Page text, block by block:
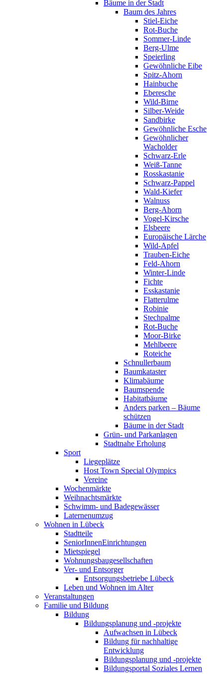
Bäume in der Stadt
Baum des Jahres
Stiel-Eiche
Rot-Buche
Sommer-Linde
Berg-Ulme
Speierling
Gewöhnliche Eibe
Spitz-Ahorn
Hainbuche
Eberesche
Wild-Birne
Silber-Weide
Sandbirke
Gewöhnliche Esche
Gewöhnlicher
Wacholder
Schwarz-Erle
Weiß-Tanne
Rosskastanie
Schwarz-Pappel
Wald-Kiefer
Walnuss
Berg-Ahorn
Vogel-Kirsche
Elsbeere
Europäische Lärche
Wild-Apfel
Trauben-Eiche
Feld-Ahorn
Winter-Linde
Fichte
Esskastanie
Flatterulme
Robinie
Stechpalme
Rot-Buche
Moor-Birke
Mehlbeere
Roteiche
Schnullerbaum
Baumkataster
Klimabäume
Baumspende
Habitatbäume
Anders parken – Bäume
schützen
Bäume in der Stadt
Grün- und Parkanlagen
Stadtnahe Erholung
Sport
Liegeplätze
Host Town Special Olympics
Vereine
Wochenmärkte
Weihnachtsmärkte
Schwimm- und Badegewässer
Laternenumzug
Wohnen in Lübeck
Stadtteile
SeniorInnenEinrichtungen
Mietspiegel
Wohnungsbaugesellschaften
Ver- und Entsorger
Entsorgungsbetriebe Lübeck
Leben und Wohnen im Alter
Veranstaltungen
Familie und Bildung
Bildung
Bildungsplanung und -projekte
Aufwachsen in Lübeck
Bildung für nachhaltige
Entwicklung
Bildungsplanung und -projekte
Bildungsportal Soziales Lernen